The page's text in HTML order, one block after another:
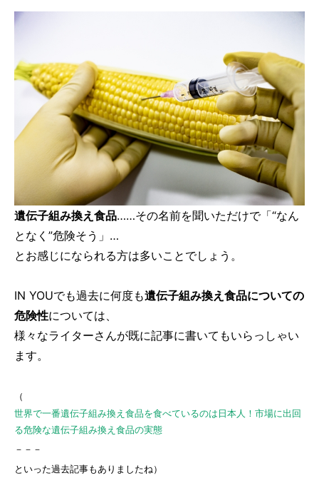
遺伝子組み換え食品……その名前を聞いただけで「“なん
となく”危険そう」…
とお感じになられる方は多いことでしょう。
IN YOUでも過去に何度も遺伝子組み換え食品についての
危険性については、
様々なライターさんが既に記事に書いてもいらっしゃい
ます。
（
世界で一番遺伝子組み換え食品を食べているのは日本人！市場に出回
る危険な遺伝子組み換え食品の実態
－－－
といった過去記事もありましたね）